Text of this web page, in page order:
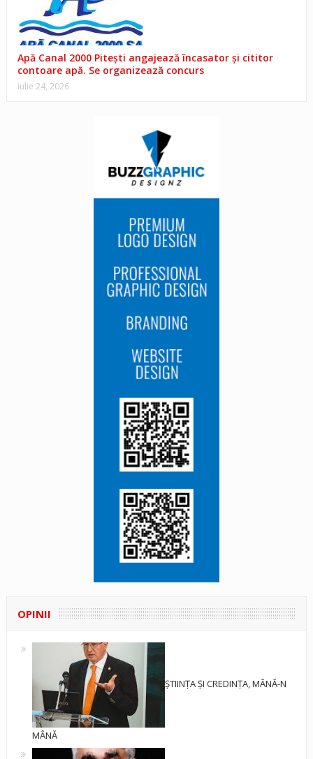
Apă Canal 2000 Pitești angajează încasator și cititor
contoare apă. Se organizează concurs
iulie 24, 2026
OPINII
ȘTIINȚA ȘI CREDINȚA, MÂNĂ-N
MÂNĂ